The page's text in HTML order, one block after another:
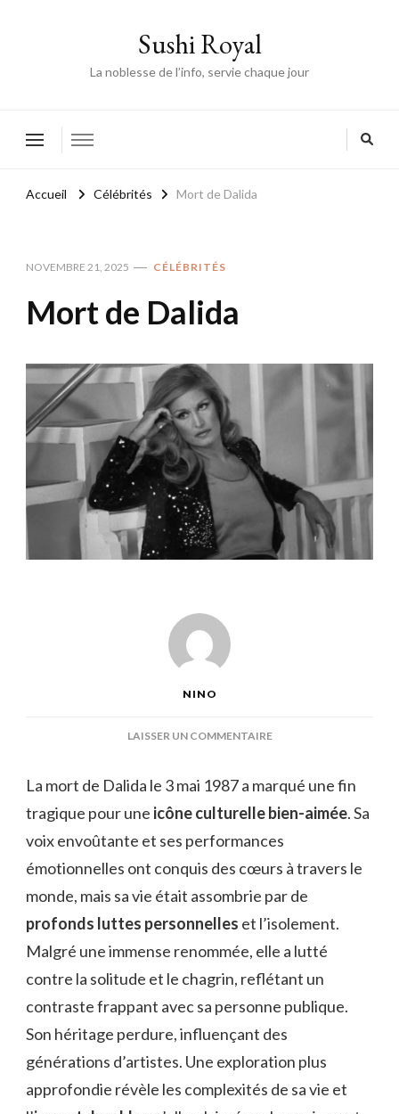
Sushi Royal
La noblesse de l’info, servie chaque jour
Accueil Célébrités Mort de Dalida
NOVEMBRE 21, 2025 CÉLÉBRITÉS
Mort de Dalida
NINO
LAISSER UN COMMENTAIRESUR
DALIDA
La mort de Dalida le 3 mai 1987 a marqué une fin
tragique pour une icône culturelle bien-aimée. Sa
voix envoûtante et ses performances
émotionnelles ont conquis des cœurs à travers le
monde, mais sa vie était assombrie par de
profonds luttes personnelles et l’isolement.
Malgré une immense renommée, elle a lutté
contre la solitude et le chagrin, reflétant un
contraste frappant avec sa personne publique.
Son héritage perdure, influençant des
générations d’artistes. Une exploration plus
approfondie révèle les complexités de sa vie et